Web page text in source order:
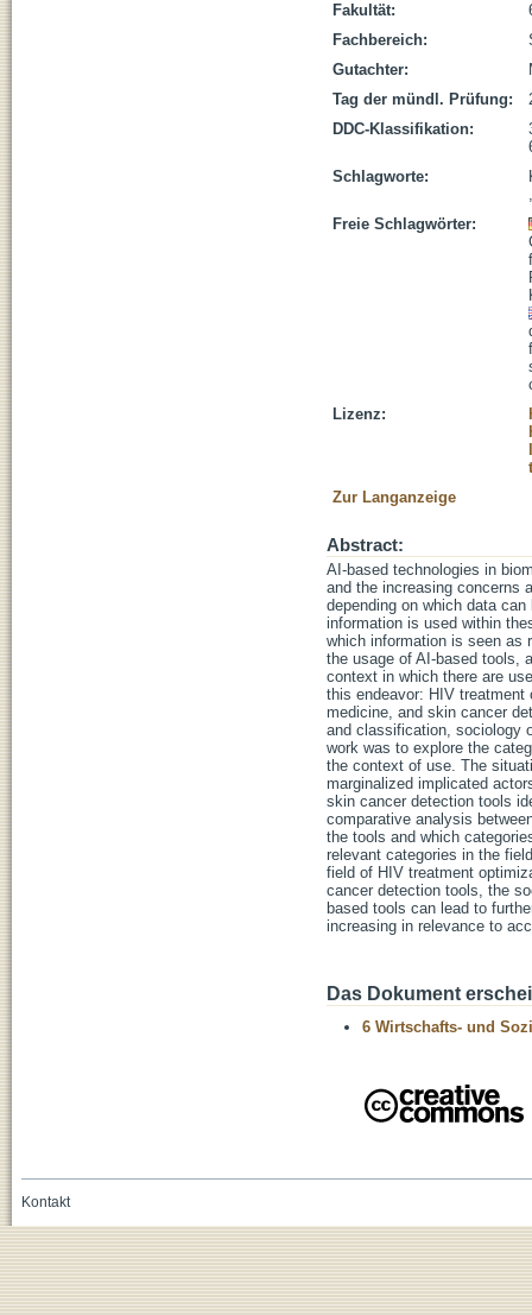
Fakultät:
Fachbereich:
Gutachter:
Tag der mündl. Prüfung:
DDC-Klassifikation:
Schlagworte:
Freie Schlagwörter:
Lizenz:
Zur Langanzeige
Abstract:
AI-based technologies in
and the increasing concerns
depending on which data
information is used within
which information is seen as
the usage of AI-based tools,
context in which there are
this endeavor: HIV
medicine, and skin cancer
and classification, sociology
work was to explore the
the context of use. The
marginalized implicated
skin cancer detection tools
comparative analysis
the tools and which
relevant categories in the
field of HIV treatment
cancer detection tools, the
based tools can lead to
increasing in relevance to
Das Dokument
6 Wirtschafts- und
Kontakt